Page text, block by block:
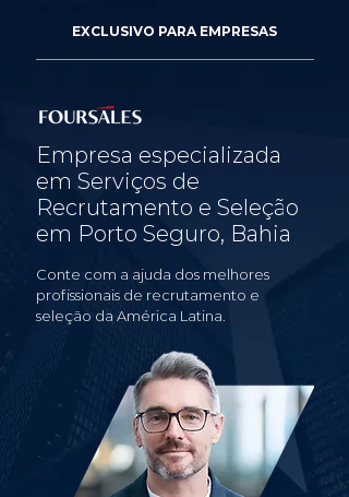
EXCLUSIVO PARA EMPRESAS
Empresa especializada
em Serviços de
Recrutamento e Seleção
em Porto Seguro, Bahia
Conte com a ajuda dos melhores
profissionais de recrutamento e
seleção da América Latina.